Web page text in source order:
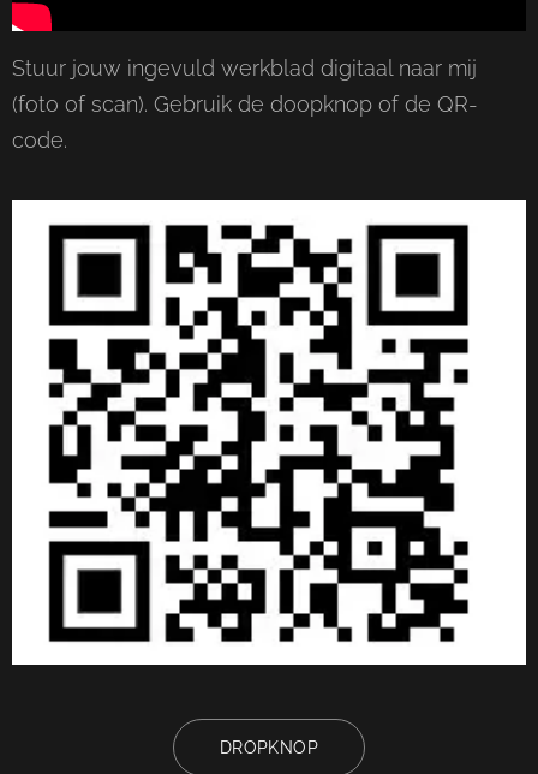
Stuur jouw ingevuld werkblad digitaal naar mij
(foto of scan). Gebruik de doopknop of de QR-
code.
DROPKNOP